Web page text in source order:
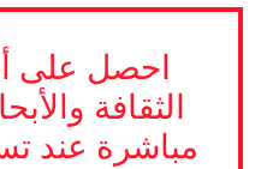
احصل على
الثقافة
مباشرة عند